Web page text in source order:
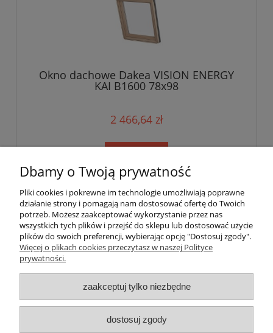
Okno dachowe Dakea VISION ENERGY
KAI B1600 78x98
2 466,64 zł
Pomoc
Okna dachowe
Płatności i dostawa
Informacje
Dbamy o Twoją prywatność
Pliki cookies i pokrewne im technologie umożliwiają poprawne
działanie strony i pomagają nam dostosować ofertę do Twoich
potrzeb. Możesz zaakceptować wykorzystanie przez nas
wszystkich tych plików i przejść do sklepu lub dostosować użycie
plików do swoich preferencji, wybierając opcję "Dostosuj zgody".
Więcej o plikach cookies przeczytasz w naszej Polityce
prywatności.
zaakceptuj tylko niezbędne
dostosuj zgody